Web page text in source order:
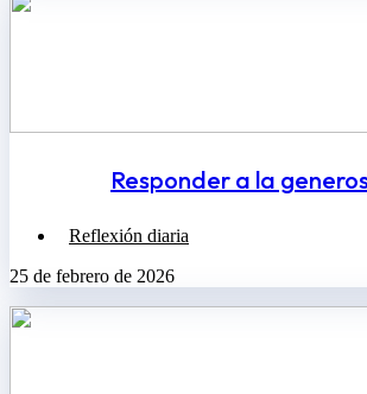
Responder a la
Reflexión diaria
25 de febrero de 2026